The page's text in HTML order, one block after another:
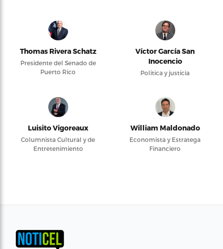
Thomas Rivera Schatz
Presidente del Senado de
Puerto Rico
Víctor García San
Inocencio
Política y justicia
Luisito Vigoreaux
Columnista Cultural y de
Entretenimiento
William Maldonado
Economista y Estratega
Financiero